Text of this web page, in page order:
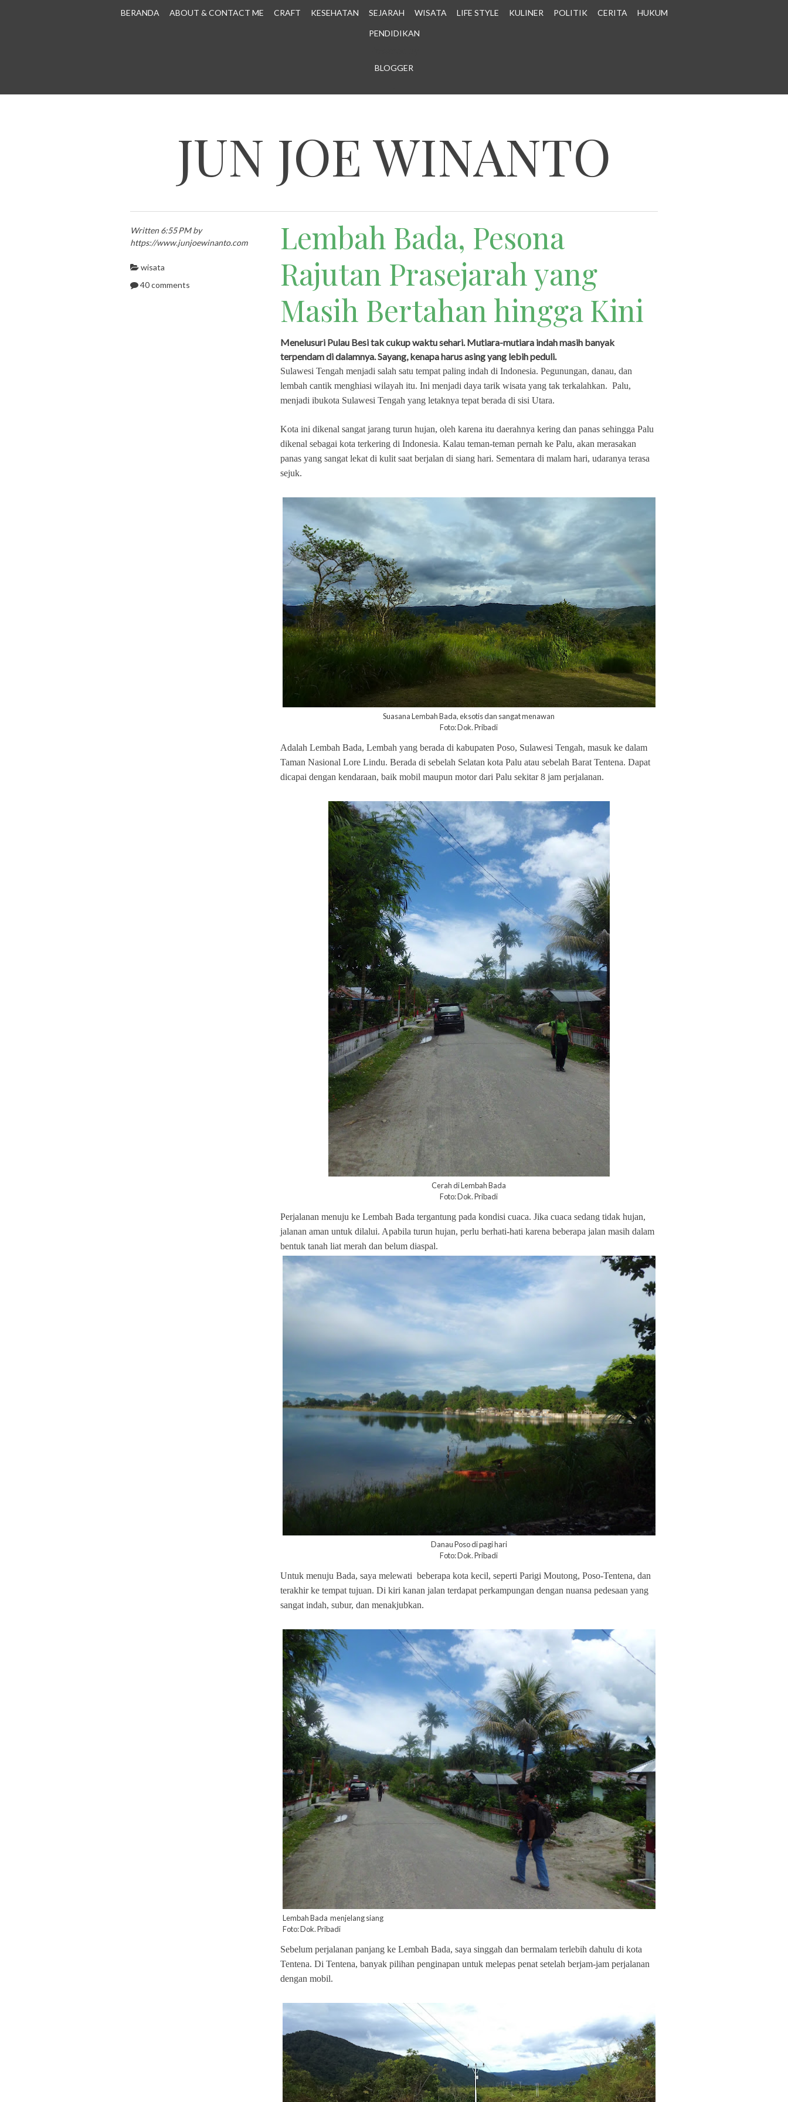
BERANDA ABOUT & CONTACT ME CRAFT KESEHATAN SEJARAH WISATA LIFE STYLE KULINER POLITIK CERITA HUKUM
PENDIDIKAN
BLOGGER
JUN JOE WINANTO
Lembah Bada, Pesona
Rajutan Prasejarah yang
Masih Bertahan hingga Kini
Menelusuri Pulau Besi tak cukup waktu sehari. Mutiara-mutiara indah masih banyak
terpendam di dalamnya. Sayang, kenapa harus asing yang lebih peduli.
Sulawesi Tengah menjadi salah satu tempat paling indah di Indonesia. Pegunungan, danau, dan
lembah cantik menghiasi wilayah itu. Ini menjadi daya tarik wisata yang tak terkalahkan. Palu,
menjadi ibukota Sulawesi Tengah yang letaknya tepat berada di sisi Utara.
Kota ini dikenal sangat jarang turun hujan, oleh karena itu daerahnya kering dan panas sehingga Palu
dikenal sebagai kota terkering di Indonesia. Kalau teman-teman pernah ke Palu, akan merasakan
panas yang sangat lekat di kulit saat berjalan di siang hari. Sementara di malam hari, udaranya terasa
sejuk.
Suasana Lembah Bada, eksotis dan sangat menawan
Foto: Dok. Pribadi
Adalah Lembah Bada, Lembah yang berada di kabupaten Poso, Sulawesi Tengah, masuk ke dalam
Taman Nasional Lore Lindu. Berada di sebelah Selatan kota Palu atau sebelah Barat Tentena. Dapat
dicapai dengan kendaraan, baik mobil maupun motor dari Palu sekitar 8 jam perjalanan.
Cerah di Lembah Bada
Foto: Dok. Pribadi
Perjalanan menuju ke Lembah Bada tergantung pada kondisi cuaca. Jika cuaca sedang tidak hujan,
jalanan aman untuk dilalui. Apabila turun hujan, perlu berhati-hati karena beberapa jalan masih dalam
bentuk tanah liat merah dan belum diaspal.
Danau Poso di pagi hari
Foto: Dok. Pribadi
Untuk menuju Bada, saya melewati beberapa kota kecil, seperti Parigi Moutong, Poso-Tentena, dan
terakhir ke tempat tujuan. Di kiri kanan jalan terdapat perkampungan dengan nuansa pedesaan yang
sangat indah, subur, dan menakjubkan.
Lembah Bada menjelang siang
Foto: Dok. Pribadi
Sebelum perjalanan panjang ke Lembah Bada, saya singgah dan bermalam terlebih dahulu di kota
Tentena. Di Tentena, banyak pilihan penginapan untuk melepas penat setelah berjam-jam perjalanan
dengan mobil.
Written 6:55 PM by
https://www.junjoewinanto.com
wisata
40 comments